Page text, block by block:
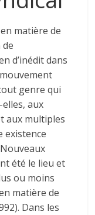
matière de
d’inédit dans
genre qui
aux
aux multiples
existence
été le lieu et
ou moins
matière de
Dans les